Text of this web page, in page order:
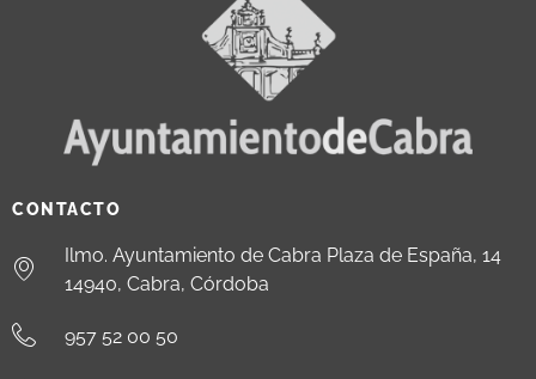
CONTACTO
Ilmo. Ayuntamiento de Cabra Plaza de España, 14
14940, Cabra, Córdoba
957 52 00 50